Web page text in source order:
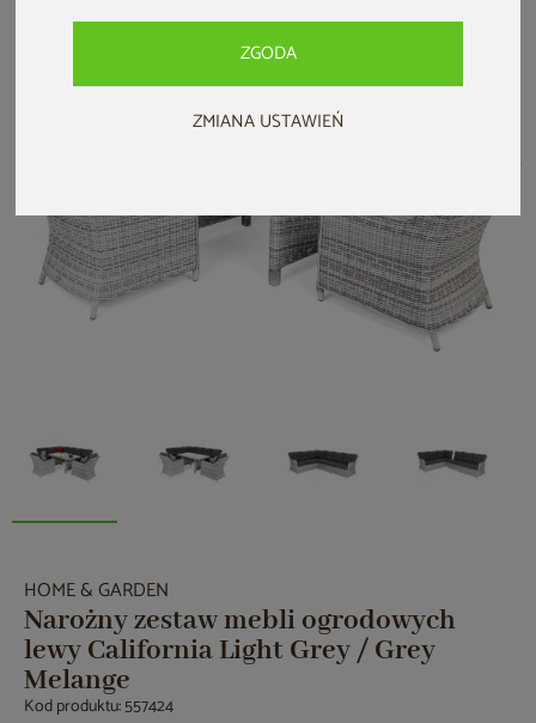
ZGODA
ZMIANA USTAWIEŃ
HOME & GARDEN
Narożny zestaw mebli ogrodowych
lewy California Light Grey / Grey
Melange
Kod produktu: 557424